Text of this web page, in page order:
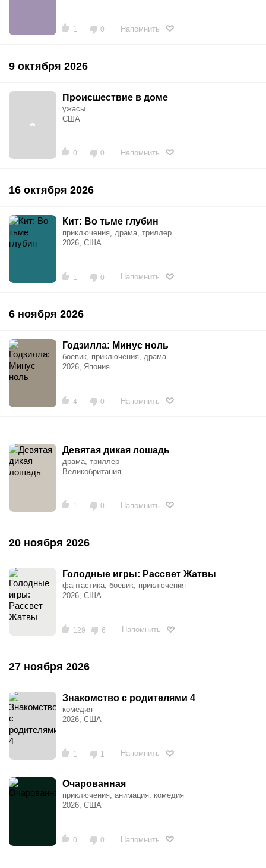
1 0 Напомнить
9 октября 2026
Происшествие в доме
ужасы
США
0 0 Напомнить
16 октября 2026
Кит: Во тьме глубин
приключения, драма, триллер
2026, США
1 0 Напомнить
6 ноября 2026
Годзилла: Минус ноль
боевик, приключения, драма
2026, Япония
4 0 Напомнить
Девятая дикая лошадь
драма, триллер
Великобритания
1 0 Напомнить
20 ноября 2026
Голодные игры: Рассвет Жатвы
фантастика, боевик, приключения
2026, США
129 6 Напомнить
27 ноября 2026
Знакомство с родителями 4
комедия
2026, США
1 1 Напомнить
Очарованная
приключения, анимация, комедия
2026, США
0 0 Напомнить